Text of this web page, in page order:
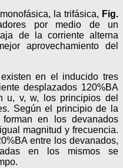
la trifásica, Fig.
por medio de un
de la corriente alterna
aprovechamiento del
en el inducido tres
desplazados 120%BA
u, v, w, los principios del
Según el principio de la
en los devanados
magnitud y frecuencia.
entre los devanados,
en los mismos se